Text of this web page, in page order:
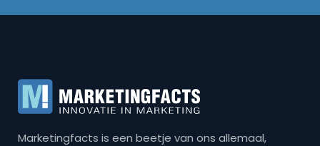
Marketingfacts is een beetje van ons allemaal,